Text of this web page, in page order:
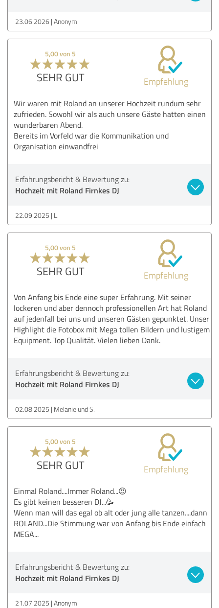
23.06.2026 Anonym
5,00 von 5
SEHR GUT Empfehlung
Wir waren mit Roland an unserer Hochzeit rundum sehr
zufrieden. Sowohl wir als auch unsere Gäste hatten einen
wunderbaren Abend.
Bereits im Vorfeld war die Kommunikation und
Organisation einwandfrei
Erfahrungsbericht & Bewertung zu:
Hochzeit mit Roland Firnkes DJ
22.09.2025 L.
5,00 von 5
SEHR GUT Empfehlung
Von Anfang bis Ende eine super Erfahrung. Mit seiner
lockeren und aber dennoch professionellen Art hat Roland
auf jedenfall bei uns und unseren Gästen gepunktet. Unser
Highlight die Fotobox mit Mega tollen Bildern und lustigem
Equipment. Top Qualität. Vielen lieben Dank.
Erfahrungsbericht & Bewertung zu:
Hochzeit mit Roland Firnkes DJ
02.08.2025 Melanie und S.
5,00 von 5
SEHR GUT Empfehlung
Einmal Roland....Immer Roland...😍
Es gibt keinen besseren DJ...🥳
Wenn man will das egal ob alt oder jung alle tanzen....dann
ROLAND...Die Stimmung war von Anfang bis Ende einfach
MEGA...
Erfahrungsbericht & Bewertung zu:
Hochzeit mit Roland Firnkes DJ
21.07.2025 Anonym